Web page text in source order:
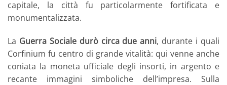
capitale, la città fu particolarmente fortificata e
monumentalizzata.
La Guerra Sociale durò circa due anni, durante i quali
Corfinium fu centro di grande vitalità: qui venne anche
coniata la moneta ufficiale degli insorti, in argento e
recante immagini simboliche dell’impresa. Sulla